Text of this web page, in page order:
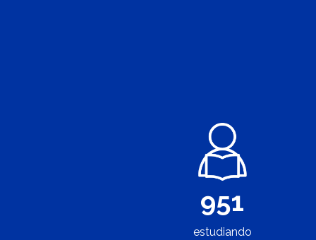
951
estudiando